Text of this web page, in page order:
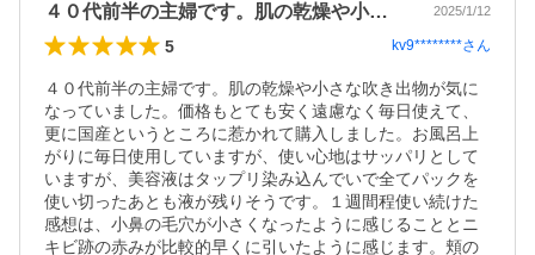
４０代前半の主婦です。肌の乾燥や小さな… 2025/1/12
5 kv9********さん
４０代前半の主婦です。肌の乾燥や小さな吹き出物が気に
なっていました。価格もとても安く遠慮なく毎日使えて、
更に国産というところに惹かれて購入しました。お風呂上
がりに毎日使用していますが、使い心地はサッパリとして
いますが、美容液はタップリ染み込んでいで全てパックを
使い切ったあとも液が残りそうです。１週間程使い続けた
感想は、小鼻の毛穴が小さくなったように感じることとニ
キビ跡の赤みが比較的早くに引いたように感じます。頬の